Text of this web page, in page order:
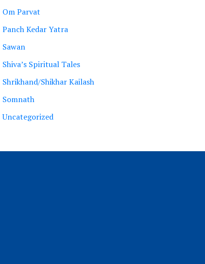
Om Parvat
Panch Kedar Yatra
Sawan
Shiva’s Spiritual Tales
Shrikhand/Shikhar Kailash
Somnath
Uncategorized